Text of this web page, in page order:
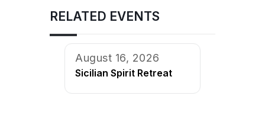
RELATED EVENTS
August 16, 2026
Sicilian Spirit Retreat